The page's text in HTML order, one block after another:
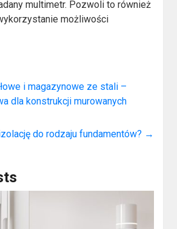
multimetr. Pozwoli to również
możliwości
i magazynowe ze stali –
dla konstrukcji murowanych
do rodzaju fundamentów? →